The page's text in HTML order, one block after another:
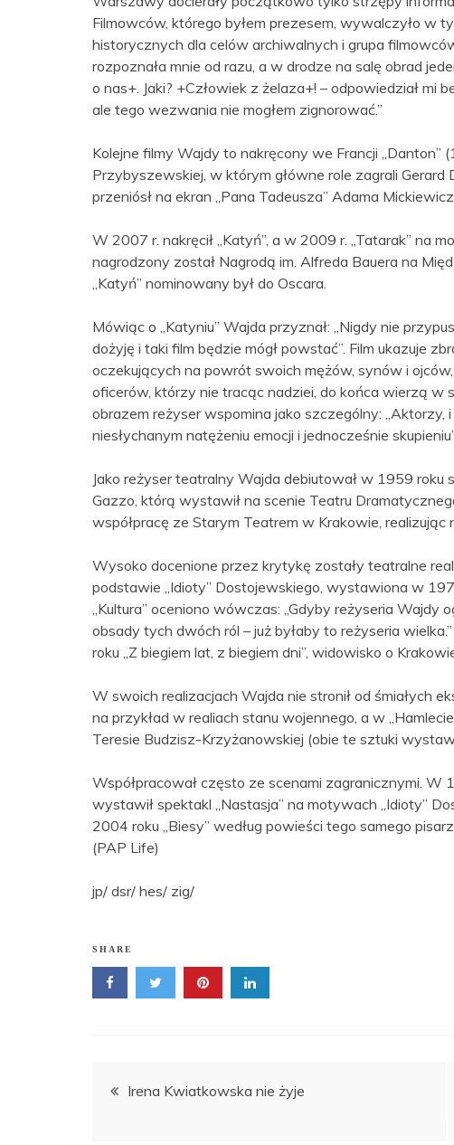
Filmowców, którego byłem prezesem, wywalczyło
historycznych dla celów archiwalnych i grupa
rozpoznała mnie od razu, a w drodze na salę obrad
o nas+. Jaki? +Człowiek z żelaza+! – odpowiedział mi
ale tego wezwania nie mogłem zignorować.”
Kolejne filmy Wajdy to nakręcony we Francji
Przybyszewskiej, w którym główne role zagrali
przeniósł na ekran „Pana Tadeusza” Adama
W 2007 r. nakręcił „Katyń”, a w 2009 r. „Tatarak” na
nagrodzony został Nagrodą im. Alfreda Bauera na
„Katyń” nominowany był do Oscara.
Mówiąc o „Katyniu” Wajda przyznał: „Nigdy nie
dożyję i taki film będzie mógł powstać”. Film ukazuje
oczekujących na powrót swoich mężów, synów i
oficerów, którzy nie tracąc nadziei, do końca wierzą w
obrazem reżyser wspomina jako szczególny: „Aktorzy,
niesłychanym natężeniu emocji i jednocześnie
Jako reżyser teatralny Wajda debiutował w 1959 roku
Gazzo, którą wystawił na scenie Teatru
współpracę ze Starym Teatrem w Krakowie, realizując
Wysoko docenione przez krytykę zostały teatralne
podstawie „Idioty” Dostojewskiego, wystawiona w
„Kultura” oceniono wówczas: „Gdyby reżyseria
obsady tych dwóch ról – już byłaby to reżyseria
roku „Z biegiem lat, z biegiem dni”, widowisko o
W swoich realizacjach Wajda nie stronił od śmiałych
na przykład w realiach stanu wojennego, a w
Teresie Budzisz-Krzyżanowskiej (obie te sztuki
Współpracował często ze scenami zagranicznymi.
wystawił spektakl „Nastasja” na motywach „Idioty”
2004 roku „Biesy” według powieści tego samego
(PAP Life)
jp/ dsr/ hes/ zig/
SHARE
Nawigacja
Irena Kwiatkowska nie żyje